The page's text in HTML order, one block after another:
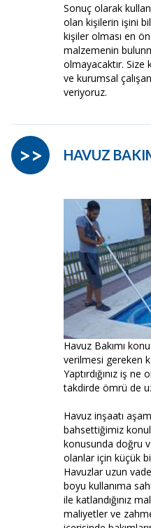
Sonuç olarak
olan kişilerin işini
kişiler olması en
malzemenin
olmayacaktır.
ve kurumsal
veriyoruz.
HAVUZ
>>
Havuz Bakımı
verilmesi gereken
Yaptırdığınız iş
takdirde ömrü de
Havuz inşaatı
bahsettiğimiz
konusunda doğru
olanlar için küçük
Havuzlar uzun
boyu kullanıma
ile katlandığınız
maliyetler ve